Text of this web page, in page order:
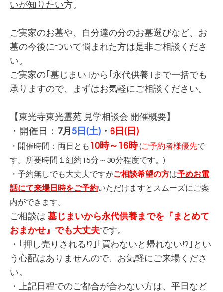
いが知りたい方。
ご実家のお墓や、自分達の分のお墓選びなど、お
墓の今後について悩まれた方は是非ご相談くださ
い。
ご実家の｢墓じまい｣から｢永代供養｣まで一括でも
承りますので、まずはお気軽にご相談ください。
【東光寺東光霊苑 見学相談会 開催概要】
・開催日： 7月 5日(土) ・ 6日(日)
・開催時間：両日とも 10時～16時(ご予約者様優先で
す。所要時間１組約15分～30分程度です。)
・予約無しでも大丈夫ですがご相談希望の方は予めお電
話にて来場日時をご予約いただけますとスムーズにご案
内ができます。
ご相談は 墓じまいから永代供養までを『まとめて
おまかせ』でも大丈夫です。
・｢押し売りされる!?｣｢買わないと帰れない!?｣とい
う心配はありませんので、お気軽にご来場くださ
い。
・上記日程でのご都合が合わない方は、平日など